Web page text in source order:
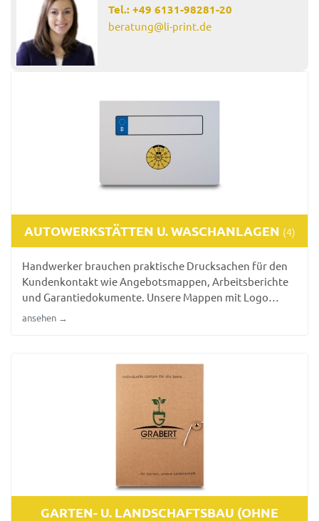
Tel.: +49 6131-98281-20
beratung@li-print.de
AUTOWERKSTÄTTEN U. WASCHANLAGEN (4)
Handwerker brauchen praktische Drucksachen für den
Kundenkontakt wie Angebotsmappen, Arbeitsberichte
und Garantiedokumente. Unsere Mappen mit Logo
bieten robuste, praxistaugliche Lösungen, die auch in
ansehen →
GARTEN- U. LANDSCHAFTSBAU (OHNE